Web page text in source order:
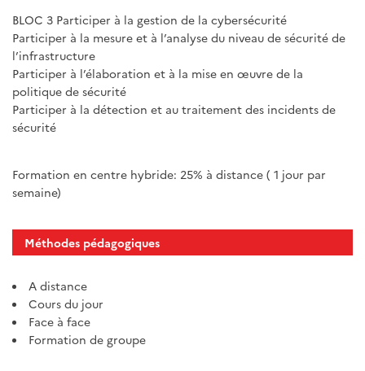
BLOC 3 Participer à la gestion de la cybersécurité
Participer à la mesure et à l’analyse du niveau de sécurité de
l’infrastructure
Participer à l’élaboration et à la mise en œuvre de la
politique de sécurité
Participer à la détection et au traitement des incidents de
sécurité
Formation en centre hybride: 25% à distance ( 1 jour par
semaine)
Méthodes pédagogiques
A distance
Cours du jour
Face à face
Formation de groupe